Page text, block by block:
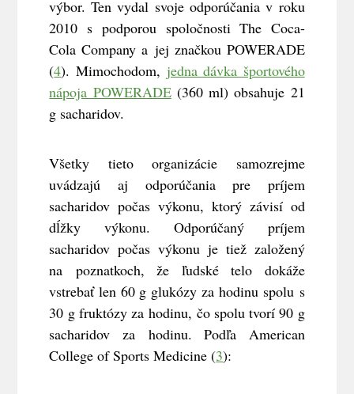
výbor. Ten vydal svoje odporúčania v roku
2010 s podporou spoločnosti The Coca-
Cola Company a jej značkou POWERADE
(4). Mimochodom, jedna dávka športového
nápoja POWERADE(360 ml) obsahuje 21
g sacharidov.
Všetky tieto organizácie samozrejme
uvádzajú aj odporúčania pre príjem
sacharidov počas výkonu, ktorý závisí od
dĺžky výkonu. Odporúčaný príjem
sacharidov počas výkonu je tiež založený
na poznatkoch, že ľudské telo dokáže
vstrebať len 60 g glukózy za hodinu spolu s
30 g fruktózy za hodinu, čo spolu tvorí 90 g
sacharidov za hodinu. Podľa American
College of Sports Medicine (3):